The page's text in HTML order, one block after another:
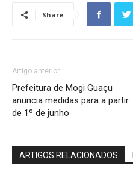
Share
Artigo anterior
Prefeitura de Mogi Guaçu
anuncia medidas para a partir
de 1º de junho
ARTIGOS RELACIONADOS